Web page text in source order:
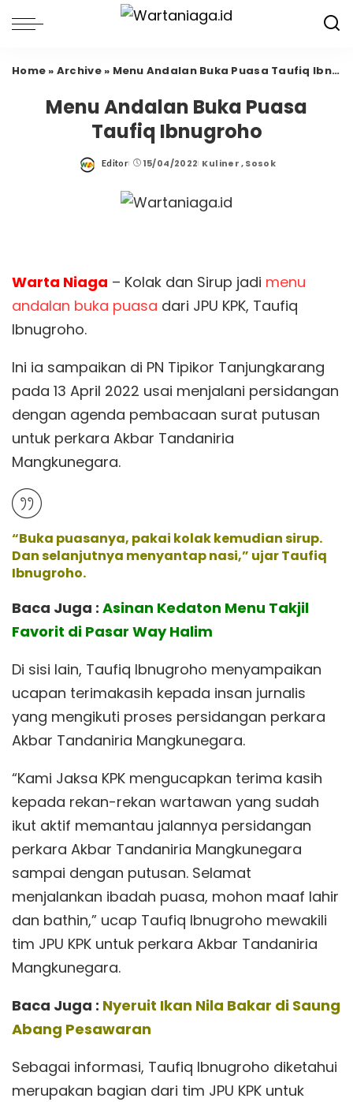
Home » Archive» Menu Andalan Buka Puasa Taufiq Ibnugroho
Menu Andalan Buka Puasa
Taufiq Ibnugroho
Posted
Editor 15/04/2022 Kuliner Sosok
Warta Niaga – Kolak dan Sirup jadi menu
andalan buka puasa dari JPU KPK, Taufiq
Ibnugroho.
Ini ia sampaikan di PN Tipikor Tanjungkarang
pada 13 April 2022 usai menjalani persidangan
dengan agenda pembacaan surat putusan
untuk perkara Akbar Tandaniria
Mangkunegara.
“Buka puasanya, pakai kolak kemudian sirup.
Dan selanjutnya menyantap nasi,” ujar Taufiq
Ibnugroho.
Baca Juga : Asinan Kedaton Menu Takjil
Favorit di Pasar Way Halim
Di sisi lain, Taufiq Ibnugroho menyampaikan
ucapan terimakasih kepada insan jurnalis
yang mengikuti proses persidangan perkara
Akbar Tandaniria Mangkunegara.
“Kami Jaksa KPK mengucapkan terima kasih
kepada rekan-rekan wartawan yang sudah
ikut aktif memantau jalannya persidangan
perkara Akbar Tandaniria Mangkunegara
sampai dengan putusan. Selamat
menjalankan ibadah puasa, mohon maaf lahir
dan bathin,” ucap Taufiq Ibnugroho mewakili
tim JPU KPK untuk perkara Akbar Tandaniria
Mangkunegara.
Baca Juga : Nyeruit Ikan Nila Bakar di Saung
Abang Pesawaran
Sebagai informasi, Taufiq Ibnugroho diketahui
merupakan bagian dari tim JPU KPK untuk